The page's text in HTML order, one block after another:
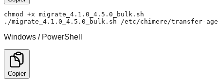
chmod +x migrate_4.1.0_4.5.0_bulk.sh
./migrate_4.1.0_4.5.0_bulk.sh /etc/chimere/transfer-
Windows / PowerShell
Copier